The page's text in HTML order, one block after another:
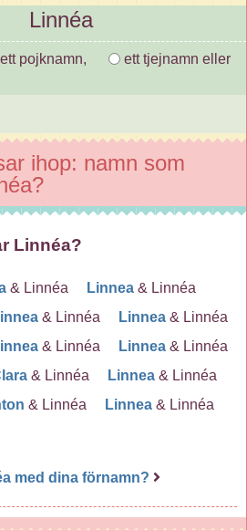
Linnéa
ett pojknamn,
ett tjejnamn eller
ihop: namn som
Linnéa?
& Linnéa Linnea & Linnéa
& Linnéa Linnea & Linnéa
& Linnéa Linnea & Linnéa
& Linnéa Linnea & Linnéa
& Linnéa Linnea & Linnéa
med dina förnamn?